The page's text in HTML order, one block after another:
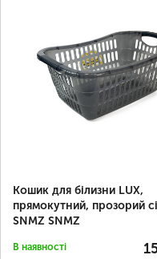
Кошик для білизни LUX,
прямокутний, прозорий
SNMZ SNMZ
В наявності